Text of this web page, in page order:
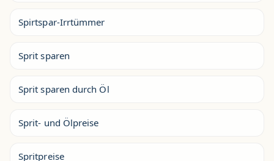
Spirtspar-Irrtümmer
Sprit sparen
Sprit sparen durch Öl
Sprit- und Ölpreise
Spritpreise